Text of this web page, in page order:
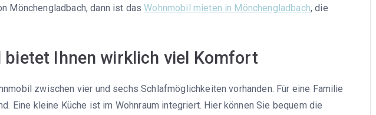
Mönchengladbach, dann ist dasWohnmobil mieten in Mönchengladbach, die
bietet Ihnen wirklich viel Komfort
zwischen vier und sechs Schlafmöglichkeiten vorhanden. Für eine Familie
Eine kleine Küche ist im Wohnraum integriert. Hier können Sie bequem die